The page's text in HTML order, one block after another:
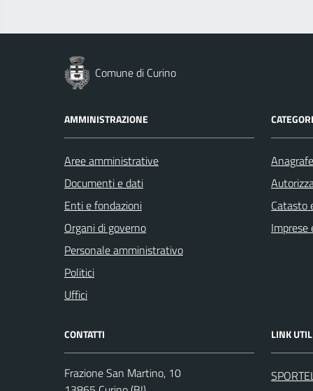
Comune di Curino
AMMINISTRAZIONE
Aree amministrative
Documenti e dati
Enti e fondazioni
Organi di governo
Personale amministrativo
Politici
Uffici
Catasto
Imprese
CONTATTI
Frazione San Martino, 10
LINK